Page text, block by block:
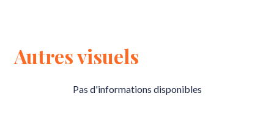
Autres visuels
Pas d'informations disponibles